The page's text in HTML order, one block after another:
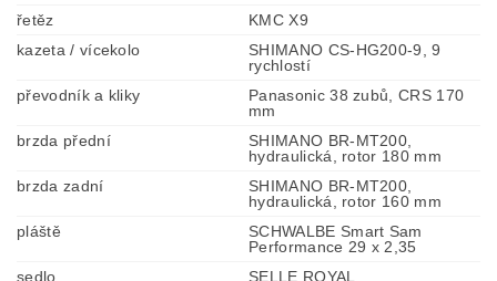
řetěz
KMC X9
kazeta / vícekolo
SHIMANO CS-HG200-9, 9
rychlostí
převodník a kliky
Panasonic 38 zubů, CRS 170
mm
brzda přední
SHIMANO BR-MT200,
hydraulická, rotor 180 mm
brzda zadní
SHIMANO BR-MT200,
hydraulická, rotor 160 mm
pláště
SCHWALBE Smart Sam
Performance 29 x 2,35
sedlo
SELLE ROYAL